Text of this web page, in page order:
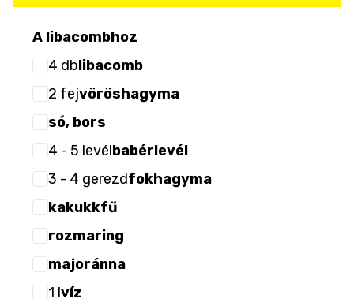
A libacombhoz
4 dblibacomb
2 fejvöröshagyma
só, bors
4 - 5 levélbabérlevél
3 - 4 gerezdfokhagyma
kakukkfű
rozmaring
majoránna
1 lvíz